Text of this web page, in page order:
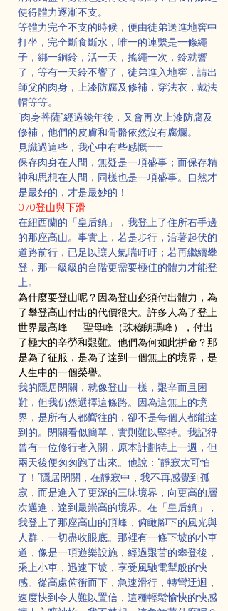
使得體力逐漸不支。
等體力完全不支的時候，便由徒弟送進地窖中
打坐，完全斷食斷水，唯一的連繫是一條繩
子，綁一銅鈴，活一天，搖繩一次，鈴就響
了，等有一天鈴不響了，徒弟進入地窖，請出
師父的肉身，上漆防腐及修補，穿法衣，戴法
帽等等。
“肉身菩薩”經過幾年後，又會再次上漆防腐及
修補，他們的皮膚和骨骼依然沒有腐爛。
見識過這些，我心中有些感慨——
保存肉身在人間，無疑是一項盛事；而保存精
神和思想在人間，同樣也是一項盛事。自然才
是最好的，才是最妙的！
070登山與下滑
在紐西蘭的「皇后鎮」，我登上了住所右手邊
的那座高山。事實上，若是步行，沿著起伏的
道路前行，已足以讓人氣喘吁吁；若再繼續攀
登，那一級級的台階更需要極佳的體力才能登
上。
為什麼要登山呢？因為登山必須付出體力，為
了攀登高山付出的代價很大。許多人為了登上
世界最高峰——聖母峰（珠穆朗瑪峰），付出
了極大的辛勞和艱難。他們為何如此拼命？那
是為了征服，是為了達到一個無上的境界，是
人生中的一個榮譽。
我的隱居閉關，就像登山一樣，艱辛而且困
難，但我仍然選擇這條路。因為這無上的境
界，是所有人都嚮往的，卻不是每個人都能達
到的。閉關看似簡單，實則難以堅持。我記得
曾有一位修行者入關，原本計劃待上一週，但
兩天後便匆匆跑了出來。他說：“靜寂太可怕
了！”隱居閉關，在靜寂中，我不再感覺到孤
寂，而是進入了更深的三昧境界，向更高的層
次邁進，達到最崇高的境界。在「皇后鎮」，
我登上了那座高山的頂峰，俯瞰腳下的風光與
人群，一切盡收眼底。那裡有一條下坡的小車
道，像是一項遊樂設施，經過艱苦的攀登後，
乘上小車，迅速下坡，享受風馳電掣般的快
感。從高處俯衝而下，急速滑行，轉彎迂迴，
速度快到令人難以置信，這種輕鬆愉快的快感